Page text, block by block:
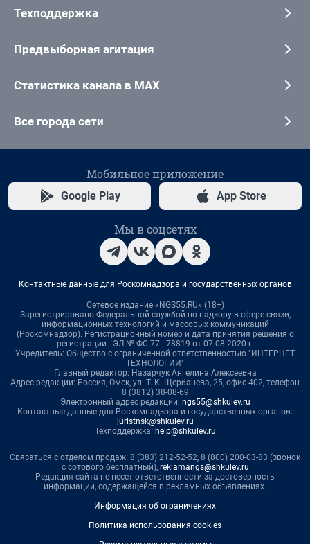
Техподдержка
Предвыборная агитация
Статистика канала в MAX
Все города сети
Мобильное приложение
Google Play App Store
Мы в соцсетях
Контактные данные для Роскомнадзора и государственных органов
Сетевое издание «NGS55.RU» (18+)
Зарегистрировано Федеральной службой по надзору в сфере связи,
информационных технологий и массовых коммуникаций
(Роскомнадзор). Регистрационный номер и дата принятия решения о
регистрации - ЭЛ № ФС 77 - 78819 от 07.08.2020 г.
Учредитель: Общество с ограниченной ответственностью "ИНТЕРНЕТ
ТЕХНОЛОГИИ"
Главный редактор: Назарчук Ангелина Алексеевна
Адрес редакции: Россия, Омск, ул. Т. К. Щербанева, 25, офис 402, телефон
8 (3812) 38-08-69
Электронный адрес редакции: ngs55@shkulev.ru
Контактные данные для Роскомнадзора и государственных органов:
juristnsk@shkulev.ru
Техподдержка: help@shkulev.ru
Связаться с отделом продаж: 8 (383) 212-52-52, 8 (800) 200-03-83 (звонок
с сотового бесплатный), reklamangs@shkulev.ru
Редакция сайта не несет ответственности за достоверность
информации, содержащейся в рекламных объявлениях.
Информация об ограничениях
Политика использования cookies